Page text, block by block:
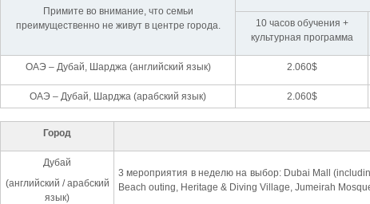
Примите во внимание, что семьи
преимущественно не живут в центре города.
10 часов обучения +
культурная программа
ОАЭ – Дубай, Шарджа (английский язык) 2.060$
ОАЭ – Дубай, Шарджа (арабский язык) 2.060$
Город
Дубай
(английский / арабский
язык)
3 мероприятия в неделю на выбор: Dubai Mall
Beach outing, Heritage & Diving Village, Jumeirah